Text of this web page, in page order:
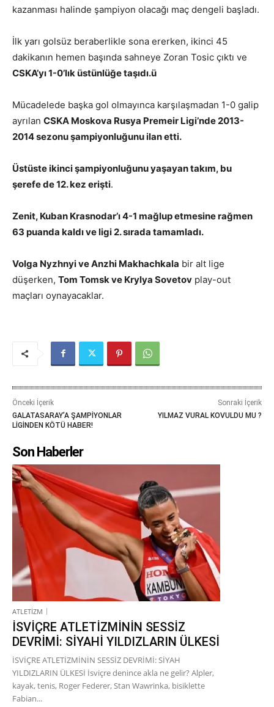
kazanması halinde şampiyon olacağı maç dengeli başladı.
İlk yarı golsüz beraberlikle sona ererken, ikinci 45
dakikanın hemen başında sahneye Zoran Tosic çıktı ve
CSKA’yı 1-0’lık üstünlüğe taşıdı.ü
Mücadelede başka gol olmayınca karşılaşmadan 1-0 galip
ayrılan CSKA Moskova Rusya Premeir Ligi’nde 2013-
2014 sezonu şampiyonluğunu ilan etti.
Üstüste ikinci şampiyonluğunu yaşayan takım, bu
şerefe de 12. kez erişti.
Zenit, Kuban Krasnodar’ı 4-1 mağlup etmesine rağmen
63 puanda kaldı ve ligi 2. sırada tamamladı.
Volga Nyzhnyi ve Anzhi Makhachkala bir alt lige
düşerken, Tom Tomsk ve Krylya Sovetov play-out
maçları oynayacaklar.
Önceki İçerik
GALATASARAY’A ŞAMPİYONLAR
LİGİNDEN KÖTÜ HABER!
Sonraki İçerik
YILMAZ VURAL KOVULDU MU ?
Son Haberler
ATLETİZM
İSVİÇRE ATLETİZMİNİN SESSİZ
DEVRİMİ: SİYAHİ YILDIZLARIN ÜLKESİ
İSVİÇRE ATLETİZMİNİN SESSİZ DEVRİMİ: SİYAH
YILDIZLARIN ÜLKESİ İsviçre denince akla ne gelir? Alpler,
kayak, tenis, Roger Federer, Stan Wawrinka, bisiklette
Fabian...